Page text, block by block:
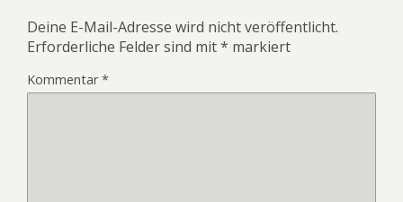
Deine E-Mail-Adresse wird nicht veröffentlicht.
Erforderliche Felder sind mit* markiert
Kommentar*